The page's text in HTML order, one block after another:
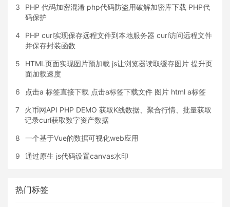
3
PHP 代码加密混淆 php代码防盗用破解加密库下载 PHP代
码保护
4
PHP curl实现保存远程文件到本地服务器 curl访问远程文件
并保存封装函数
5
HTML页面实现图片预加载 js让浏览器读取缓存图片 提升页
面加载速度
6 点击a 标签直接下载 点击a标签下载文件 图片 html a标签
7
火币网API PHP DEMO 获取K线数据、聚合行情、批量获取
记录curl获取数字资产数据
8 一个基于Vue的数据可视化web应用
9 通过原生 js代码设置canvas水印
热门标签